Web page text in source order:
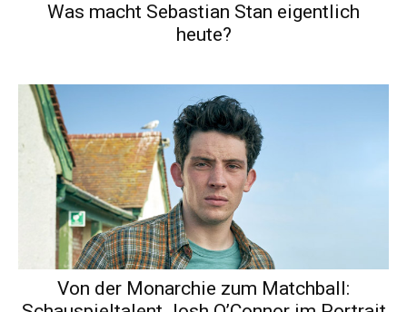
Was macht Sebastian Stan eigentlich
heute?
Von der Monarchie zum Matchball: